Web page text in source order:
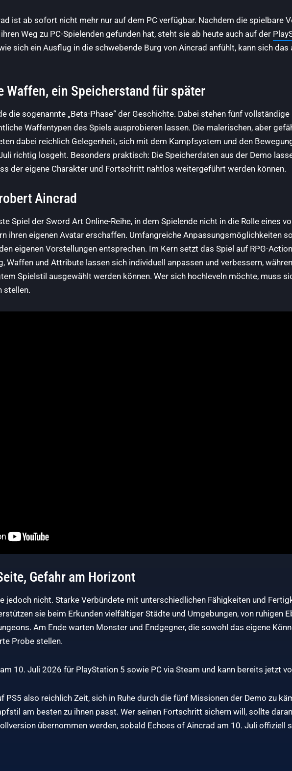
ist ab sofort nicht mehr nur auf dem PC verfügbar. Nachdem die spielbare
Weg zu PC-Spielenden gefunden hat, steht sie ab heute auch auf der
sich ein Ausflug in die schwebende Burg von Aincrad anfühlt, kann sich
Waffen, ein Speicherstand für später
die sogenannte „Beta-Phase“ der Geschichte. Dabei stehen fünf
Waffentypen des Spiels ausprobieren lassen. Die malerischen, aber
dabei reichlich Gelegenheit, sich mit dem Kampfsystem und den
richtig losgeht. Besonders praktisch: Die Speicherdaten aus der Demo
der eigene Charakter und Fortschritt nahtlos weitergeführt werden können.
Aincrad
Spiel der Sword Art Online-Reihe, in dem Spielende nicht in die Rolle eines
ihren eigenen Avatar erschaffen. Umfangreiche Anpassungsmöglichkeiten
eigenen Vorstellungen entsprechen. Im Kern setzt das Spiel auf RPG-
Waffen und Attribute lassen sich individuell anpassen und verbessern,
Spielstil ausgewählt werden können. Wer sich hochleveln möchte, muss
stellen.
Gefahr am Horizont
jedoch nicht. Starke Verbündete mit unterschiedlichen Fähigkeiten und
sie beim Erkunden vielfältiger Städte und Umgebungen, von ruhigen
Am Ende warten Monster und Endgegner, die sowohl das eigene
Probe stellen.
10. Juli 2026 für PlayStation 5 sowie PC via Steam und kann bereits jetzt
PS5 also reichlich Zeit, sich in Ruhe durch die fünf Missionen der Demo zu
am besten zu ihnen passt. Wer seinen Fortschritt sichern will, sollte
übernommen werden, sobald Echoes of Aincrad am 10. Juli offiziell